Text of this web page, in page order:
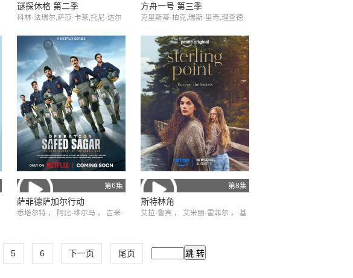
谜探休格 第二季
科林·法瑞尔,萨莎·卡莱,托尼·达尔
镇,雷蒙德·李,杰克·托帕利安,谢伊·
惠格姆,艾琳·吴
方舟一号 第三季
克里斯蒂·柏克,瑞斯·里奇,理查德·
里尼奇
第6集
萨菲德萨加尔行动
悉塔尔特 ， 阿比·维尔马 ， 吉米·
第8集
斯特林角
艾拉·鲁宾 ， 艾米丽·霍菲尔 ， 基
5 6 下一页 尾页